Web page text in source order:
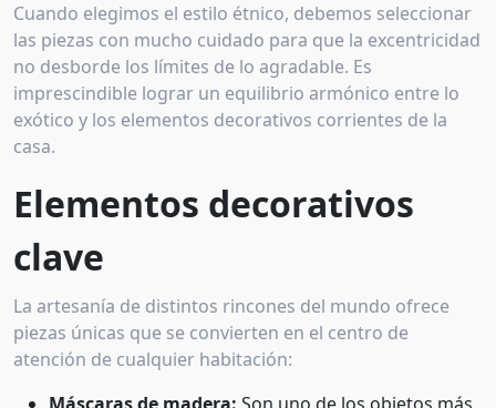
Cuando elegimos el estilo étnico, debemos seleccionar
las piezas con mucho cuidado para que la excentricidad
no desborde los límites de lo agradable. Es
imprescindible lograr un equilibrio armónico entre lo
exótico y los elementos decorativos corrientes de la
casa.
Elementos decorativos
clave
La artesanía de distintos rincones del mundo ofrece
piezas únicas que se convierten en el centro de
atención de cualquier habitación: